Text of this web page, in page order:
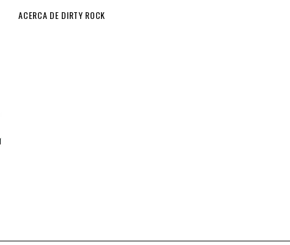
ACERCA DE DIRTY ROCK